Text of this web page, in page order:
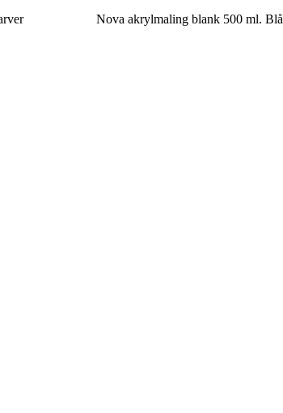
Nova akrylmaling blank 500 ml. Blå